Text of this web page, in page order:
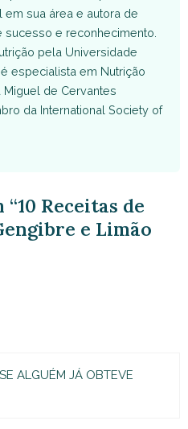
sua área e autora de
e reconhecimento.
pela Universidade
especialista em Nutrição
de Cervantes
da International Society of
Receitas de
e Limão
ALGUÉM JÁ OBTEVE